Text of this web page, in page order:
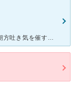
かかりつけで頭痛薬を貰っても痛みが取れず朝方吐き気を催すので MRIありの個人病院に行った所ピンポン玉大の腫瘍が見つかり紹介状で行きました。 即入院、脳腫瘍グレードⅣ、余命宣告付きで入院しました。